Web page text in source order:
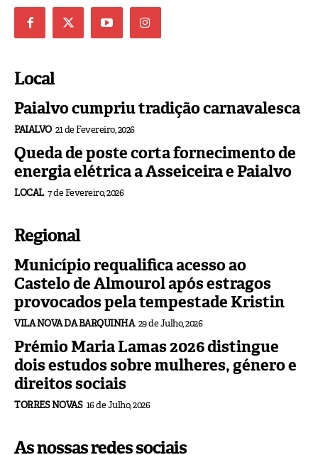
Local
Paialvo cumpriu tradição carnavalesca
PAIALVO 21 de Fevereiro, 2026
Queda de poste corta fornecimento de
energia elétrica a Asseiceira e Paialvo
LOCAL 7 de Fevereiro, 2026
Regional
Município requalifica acesso ao
Castelo de Almourol após estragos
provocados pela tempestade Kristin
VILA NOVA DA BARQUINHA 29 de Julho, 2026
Prémio Maria Lamas 2026 distingue
dois estudos sobre mulheres, género e
direitos sociais
TORRES NOVAS 16 de Julho, 2026
As nossas redes sociais